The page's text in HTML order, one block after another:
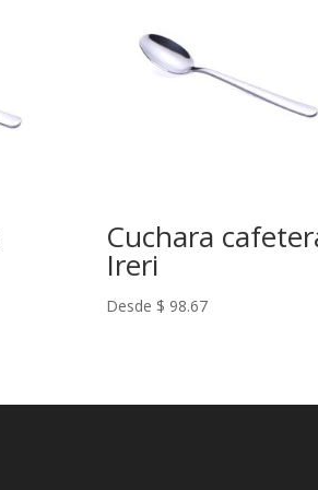
Cuchara
Ireri
Desde $ 98.67